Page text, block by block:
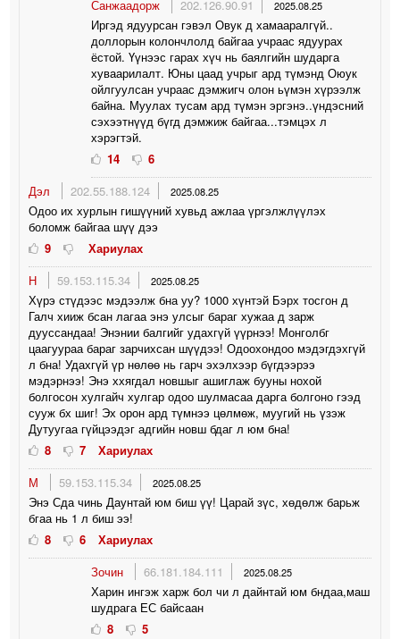
Санжаадорж 202.126.90.91 2025.08.25
Иргэд ядуурсан гэвэл Овук д хамааралгүй..
доллорын колончлолд байгаа учраас ядуурах
ёстой. Үүнээс гарах хүч нь баялгийн шударга
хуваарилалт. Юны цаад учрыг ард түмэнд Оюук
ойлгуулсан учраас дэмжигч олон ьүмэн хүрээлж
байна. Муулах тусам ард түмэн эргэнэ..үндэсний
сэхээтнүүд бүгд дэмжиж байгаа...тэмцэх л
хэрэгтэй.
14
6
Дэл
202.55.188.124 2025.08.25
Одоо их хурлын гишүүний хувьд ажлаа үргэлжлүүлэх
боломж байгаа шүү дээ
9
Хариулах
Н
59.153.115.34 2025.08.25
Хүрэ стүдээс мэдээлж бна уу? 1000 хүнтэй Бэрх тосгон д
Галч хииж бсан лагаа энэ улсыг бараг хужаа д зарж
дууссандаа! Энэнии балгийг удахгүй үүрнээ! Монголбг
цаагуураа бараг зарчихсан шүүдээ! Одоохондоо мэдэгдэхгүй
л бна! Удахгүй үр нөлөө нь гарч эхэлхээр бүгдээрээ
мэдэрнээ! Энэ ххягдал новшыг ашиглаж бууны нохой
болгосон хулгайч хулгар одоо шулмасаа дарга болгоно гээд
сууж бх шиг! Эх орон ард түмнээ цөлмөж, муугий нь үзэж
Дутуугаа гүйцээдэг адгийн новш бдаг л юм бна!
8
7
Хариулах
М
59.153.115.34 2025.08.25
Энэ Сда чинь Даунтай юм биш үү! Царай зүс, хөдөлж барьж
бгаа нь 1 л биш ээ!
8
6
Хариулах
Зочин
66.181.184.111 2025.08.25
Харин ингэж харж бол чи л дайнтай юм бндаа,маш
шудрага ЕС байсаан
8
5